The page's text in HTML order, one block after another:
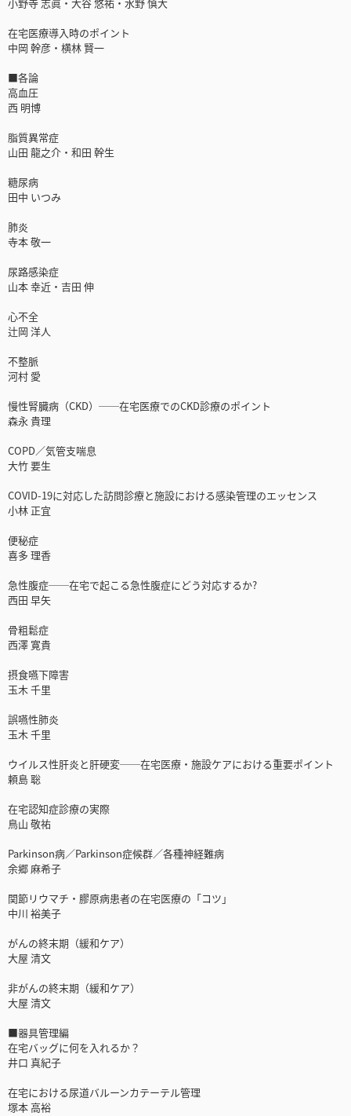
在宅医療導入時のポイント
中岡 幹彦・横林 賢一
■各論
高血圧
西 明博
脂質異常症
山田 龍之介・和田 幹生
糖尿病
田中 いつみ
肺炎
寺本 敬一
尿路感染症
山本 幸近・吉田 伸
心不全
辻岡 洋人
不整脈
河村 愛
慢性腎臓病（CKD）──在宅医療でのCKD診療のポイント
森永 貴理
COPD／気管支喘息
大竹 要生
COVID-19に対応した訪問診療と施設における感染管理のエッセンス
小林 正宜
便秘症
喜多 理香
急性腹症──在宅で起こる急性腹症にどう対応するか?
西田 早矢
骨粗鬆症
西澤 寛貴
摂食嚥下障害
玉木 千里
誤嚥性肺炎
玉木 千里
ウイルス性肝炎と肝硬変──在宅医療・施設ケアにおける重要ポイント
頼島 聡
在宅認知症診療の実際
鳥山 敬祐
Parkinson病／Parkinson症候群／各種神経難病
余郷 麻希子
関節リウマチ・膠原病患者の在宅医療の「コツ」
中川 裕美子
がんの終末期（緩和ケア）
大屋 清文
非がんの終末期（緩和ケア）
大屋 清文
■器具管理編
在宅バッグに何を入れるか？
井口 真紀子
在宅における尿道バルーンカテーテル管理
塚本 高裕